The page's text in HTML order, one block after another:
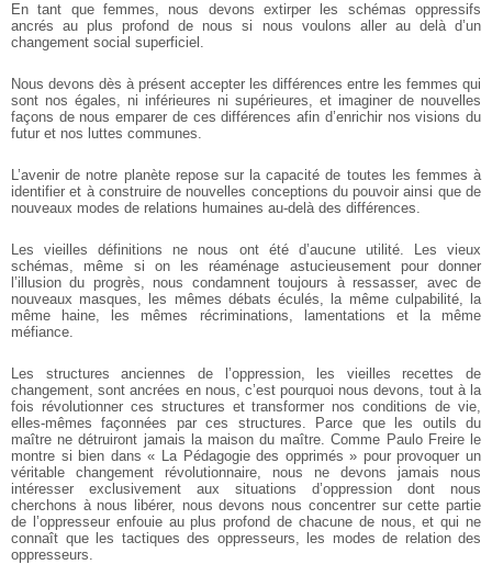
En tant que femmes, nous devons extirper les schémas oppressifs
ancrés au plus profond de nous si nous voulons aller au delà d’un
changement social superficiel.
Nous devons dès à présent accepter les différences entre les femmes qui
sont nos égales, ni inférieures ni supérieures, et imaginer de nouvelles
façons de nous emparer de ces différences afin d’enrichir nos visions du
futur et nos luttes communes.
L’avenir de notre planète repose sur la capacité de toutes les femmes à
identifier et à construire de nouvelles conceptions du pouvoir ainsi que de
nouveaux modes de relations humaines au-delà des différences.
Les vieilles définitions ne nous ont été d’aucune utilité. Les vieux
schémas, même si on les réaménage astucieusement pour donner
l’illusion du progrès, nous condamnent toujours à ressasser, avec de
nouveaux masques, les mêmes débats éculés, la même culpabilité, la
même haine, les mêmes récriminations, lamentations et la même
méfiance.
Les structures anciennes de l’oppression, les vieilles recettes de
changement, sont ancrées en nous, c’est pourquoi nous devons, tout à la
fois révolutionner ces structures et transformer nos conditions de vie,
elles-mêmes façonnées par ces structures. Parce que les outils du
maître ne détruiront jamais la maison du maître. Comme Paulo Freire le
montre si bien dans « La Pédagogie des opprimés » pour provoquer un
véritable changement révolutionnaire, nous ne devons jamais nous
intéresser exclusivement aux situations d’oppression dont nous
cherchons à nous libérer, nous devons nous concentrer sur cette partie
de l’oppresseur enfouie au plus profond de chacune de nous, et qui ne
connaît que les tactiques des oppresseurs, les modes de relation des
oppresseurs.